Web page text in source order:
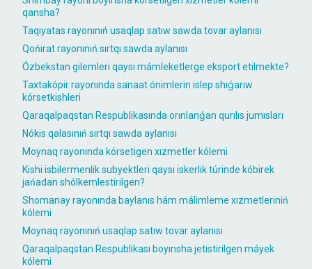
qansha?
Taqıyatas rayonınıń usaqlap satıw sawda tovar aylanısı
Qońırat rayonınıń sırtqı sawda aylanısı
Ózbekstan gilemleri qaysı mámleketlerge eksport etilmekte?
Taxtakópir rayonında sanaat ónimlerin islep shıǵarıw
kórsetkishleri
Qaraqalpaqstan Respublikasında orınlanǵan qurılıs jumısları
Nókis qalasınıń sırtqı sawda aylanısı
Moynaq rayonında kórsetigen xızmetler kólemi
Kishi isbilermenlik subyektleri qaysı iskerlik túrinde kóbirek
jańadan shólkemlestirilgen?
Shomanay rayonında baylanıs hám málimleme xızmetleriniń
kólemi
Moynaq rayonınıń usaqlap satıw tovar aylanısı
Qaraqalpaqstan Respublikası boyınsha jetistirilgen máyek
kólemi